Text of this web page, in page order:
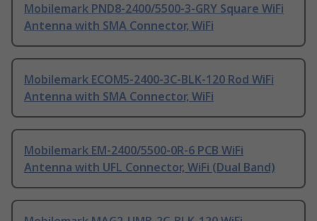
Mobilemark PND8-2400/5500-3-GRY Square WiFi
Antenna with SMA Connector, WiFi
Mobilemark ECOM5-2400-3C-BLK-120 Rod WiFi
Antenna with SMA Connector, WiFi
Mobilemark EM-2400/5500-0R-6 PCB WiFi
Antenna with UFL Connector, WiFi (Dual Band)